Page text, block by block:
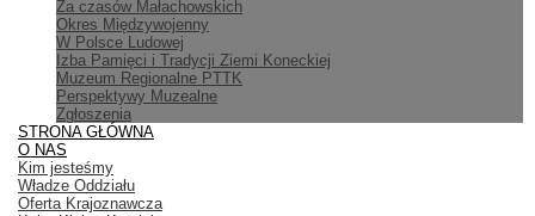
Za czasów Małachowskich
Okres Międzywojenny
W Polsce Ludowej
Izba Pamięci i Tradycji Ziemi Koneckiej
Muzeum Regionalne PTTK
Perspektywy Muzealne
Zgłoszenia
STRONA GŁÓWNA
O NAS
Kim jesteśmy
Władze Oddziału
Oferta Krajoznawcza